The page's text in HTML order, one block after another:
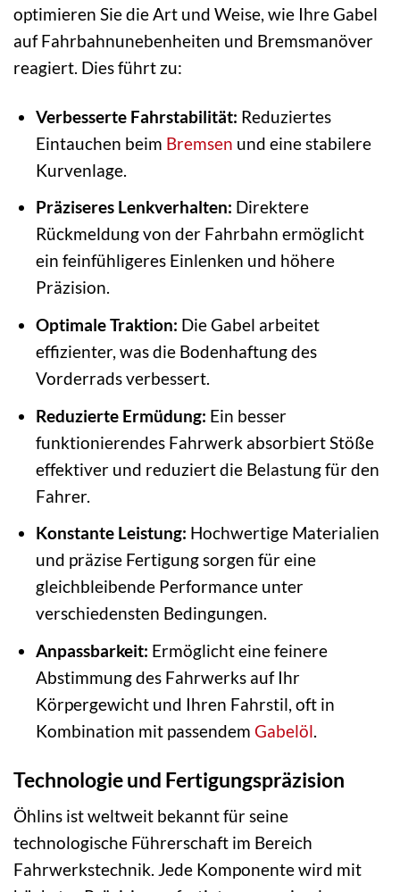
optimieren Sie die Art und Weise, wie Ihre Gabel
auf Fahrbahnunebenheiten und Bremsmanöver
reagiert. Dies führt zu:
Verbesserte Fahrstabilität: Reduziertes
Eintauchen beim Bremsen und eine stabilere
Kurvenlage.
Präziseres Lenkverhalten: Direktere
Rückmeldung von der Fahrbahn ermöglicht
ein feinfühligeres Einlenken und höhere
Präzision.
Optimale Traktion: Die Gabel arbeitet
effizienter, was die Bodenhaftung des
Vorderrads verbessert.
Reduzierte Ermüdung: Ein besser
funktionierendes Fahrwerk absorbiert Stöße
effektiver und reduziert die Belastung für den
Fahrer.
Konstante Leistung: Hochwertige Materialien
und präzise Fertigung sorgen für eine
gleichbleibende Performance unter
verschiedensten Bedingungen.
Anpassbarkeit: Ermöglicht eine feinere
Abstimmung des Fahrwerks auf Ihr
Körpergewicht und Ihren Fahrstil, oft in
Kombination mit passendem Gabelöl
Technologie und Fertigungspräzision
Öhlins ist weltweit bekannt für seine
technologische Führerschaft im Bereich
Fahrwerkstechnik. Jede Komponente wird mit